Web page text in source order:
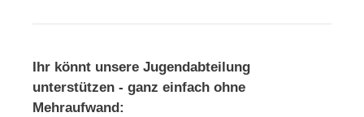
Ihr könnt unsere Jugendabteilung
unterstützen - ganz einfach ohne
Mehraufwand: